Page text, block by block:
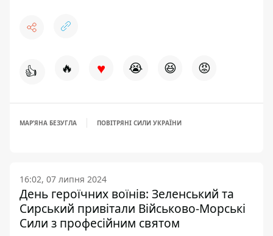
👍 🔥 ♥ 😭 😆 😡
МАРʼЯНА БЕЗУГЛА ПОВІТРЯНІ СИЛИ УКРАЇНИ
16:02, 07 липня 2024
День героїчних воїнів: Зеленський та
Сирський привітали Військово-Морські
Сили з професійним святом